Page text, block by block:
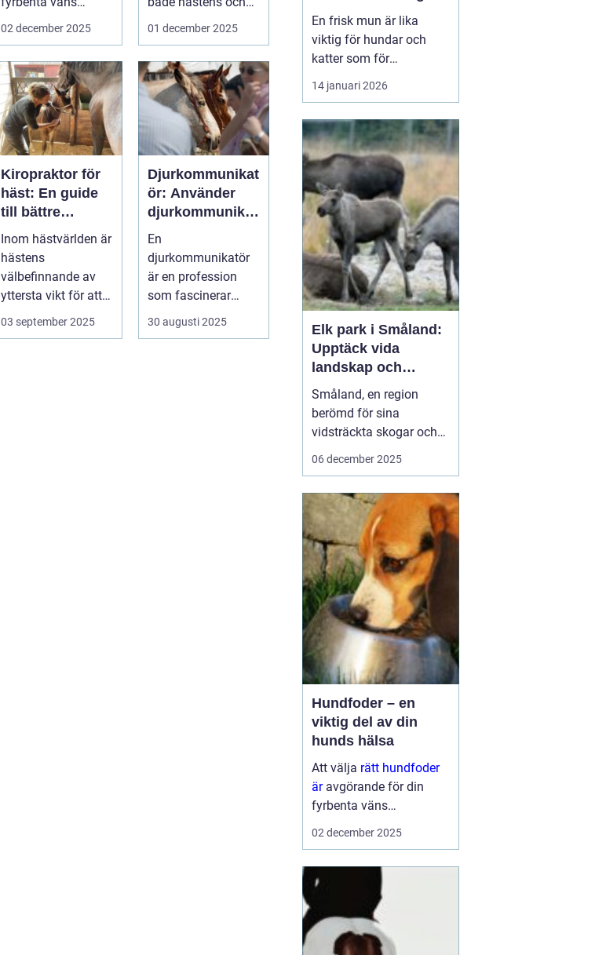
välm&...
02 december 2025
ryttar...
01 december 2025
Kiropraktor för
häst: En guide
till bättre
hästhälsa
Inom hästvärlden är
hästens
välbefinnande av
yttersta vikt för att
03 september 2025
Djurkommunikat
ör: Använder
djurkommunikat
ion för
behandling av
djur
En
djurkommunikatör
är en profession
som fascinerar
många och väcker
nyfikenhet...
30 augusti 2025
liv för hund och katt
En frisk mun är lika
viktig för hundar och
katter som för
människor. Ändå
hamnar tänderna ofta
attgöralistan när man
lever vardagsliv med sitt
djur. Fokus ligger gärna
p&arin...
14 januari 2026
Elk park i Småland:
Upptäck vida
landskap och
majestätiska älgar
Småland, en region
berömd för sina
vidsträckta skogar och
glittrande sjöar, har mer
väntar en speciell
upplevelse för dem som
vill se älgar i...
06 december 2025
Hundfoder – en
viktig del av din
hunds hälsa
Att välja rätt hundfoder
äravgörande för din
fyrbenta väns
välmående. En
02 december 2025